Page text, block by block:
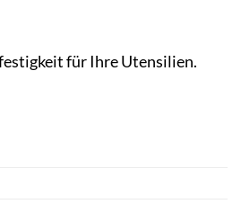
für Ihre Utensilien.